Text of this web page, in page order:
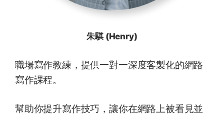
朱騏 (Henry)
職場寫作教練，提供一對一深度客製化的網路
寫作課程。
幫助你提升寫作技巧，讓你在網路上被看見並